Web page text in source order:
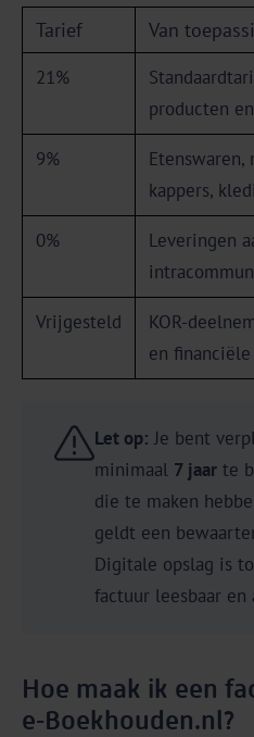
Tarief Van
21%
producten
9%
Etenswaren,
kappers,
0%
Leveringen
Vrijgesteld
KOR-
en
Let op: Je bent
minimaal 7 jaarte
die te maken
geldt een
Digitale opslag is
factuur leesbaar
Hoe maak ik een
e‑Boekhouden.nl?